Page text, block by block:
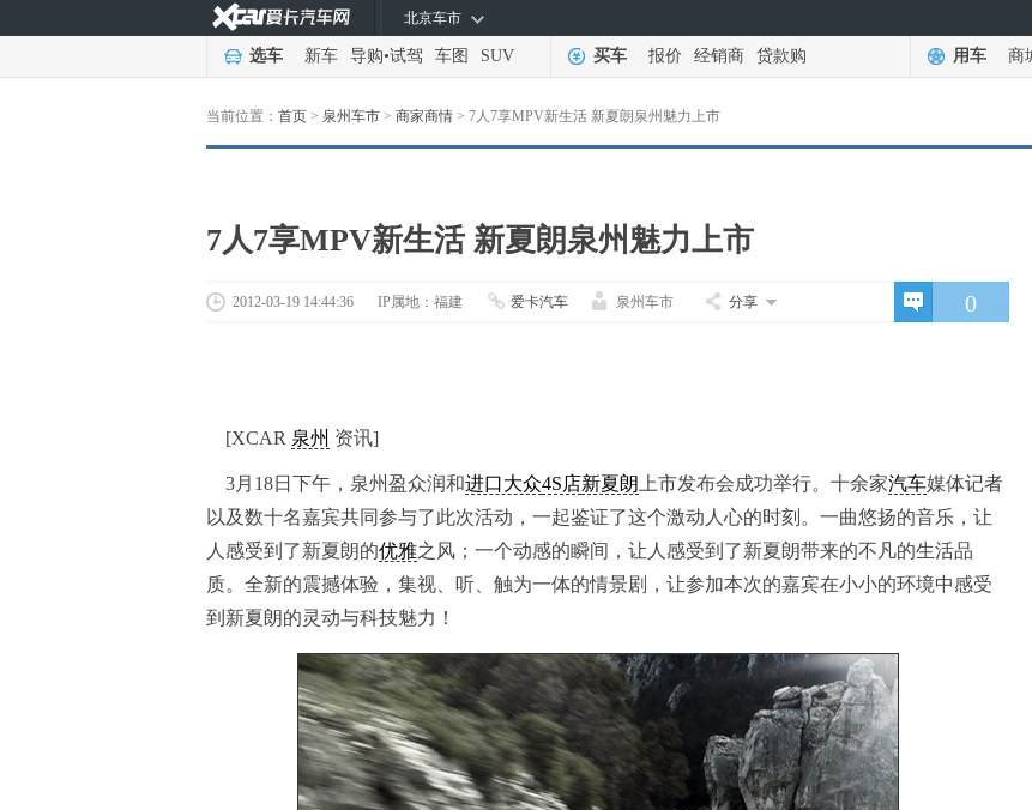
北京车市
选车 新车 导购•试驾 车图 SUV 买车 报价 经销商 贷款购 用车 商
当前位置： 首页 > 泉州车市 > 商家商情 > 7人7享MPV新生活 新夏朗泉州魅力上市
7人7享MPV新生活 新夏朗泉州魅力上市
0
2012-03-19 14:44:36 IP属地：福建 爱卡汽车 泉州车市 分享
[XCAR 泉州 资讯]
3月18日下午，泉州盈众润和进口大众4S店新夏朗 上市发布会成功举行。十余家汽车媒体记者
以及数十名嘉宾共同参与了此次活动，一起鉴证了这个激动人心的时刻。一曲悠扬的音乐，让
人感受到了新夏朗的优雅之风；一个动感的瞬间，让人感受到了新夏朗带来的不凡的生活品
质。全新的震撼体验，集视、听、触为一体的情景剧，让参加本次的嘉宾在小小的环境中感受
到新夏朗的灵动与科技魅力！